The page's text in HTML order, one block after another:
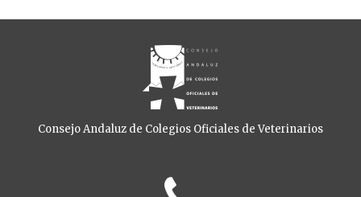
Consejo Andaluz de Colegios Oficiales de Veterinarios